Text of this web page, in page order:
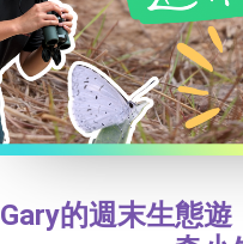
Gary的週末生態